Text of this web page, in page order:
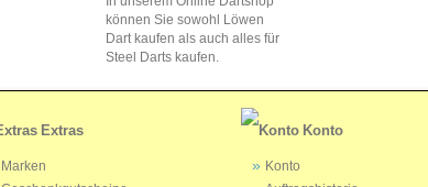
können Sie sowohl Löwen
Dart kaufen als auch alles für
Steel Darts kaufen.
Extras
Marken
Konto
Konto